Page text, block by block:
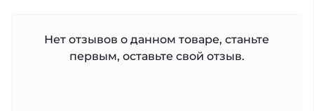
Нет отзывов о данном товаре, станьте
первым, оставьте свой отзыв.